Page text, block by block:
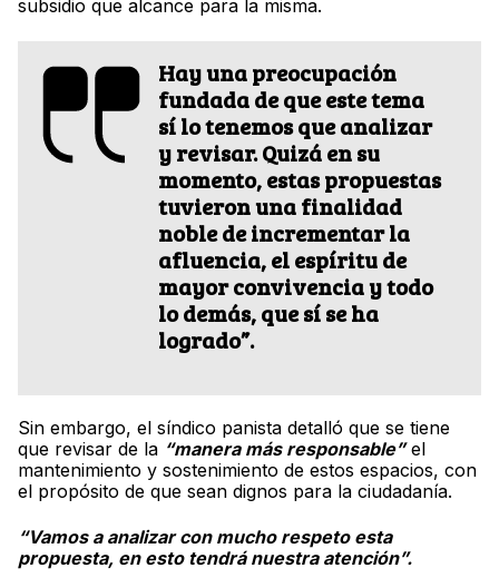
subsidio que alcance para la misma.
Hay una preocupación
fundada de que este tema
sí lo tenemos que analizar
y revisar. Quizá en su
momento, estas propuestas
tuvieron una finalidad
noble de incrementar la
afluencia, el espíritu de
mayor convivencia y todo
lo demás, que sí se ha
logrado”.
Sin embargo, el síndico panista detalló que se tiene
que revisar de la “manera más responsable”el
mantenimiento y sostenimiento de estos espacios, con
el propósito de que sean dignos para la ciudadanía.
“Vamos a analizar con mucho respeto esta
propuesta, en esto tendrá nuestra atención”.